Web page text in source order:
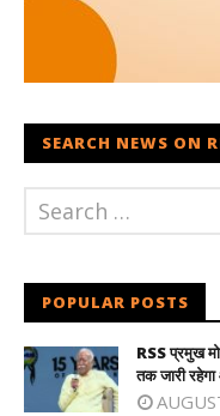
SEARCH NEWS ON
POPULAR POSTS
RSS प्रमुख
तक जारी